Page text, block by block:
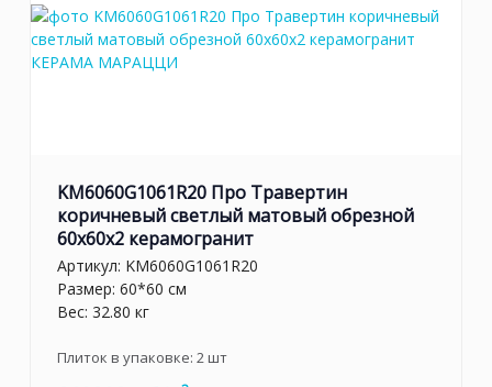
KM6060G1061R20 Про Травертин
коричневый светлый матовый обрезной
60x60x2 керамогранит
Артикул: KM6060G1061R20
Размер: 60*60 см
Вес: 32.80 кг
Плиток в упаковке: 2шт